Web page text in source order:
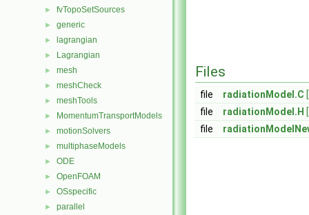
► fvTopoSetSources
► generic
► lagrangian
► Lagrangian
► mesh
► meshCheck
► meshTools
► MomentumTransportModels
► motionSolvers
► multiphaseModels
► ODE
► OpenFOAM
► OSspecific
► parallel
Files
file radiationModel.C
file
radiationModel.H
file